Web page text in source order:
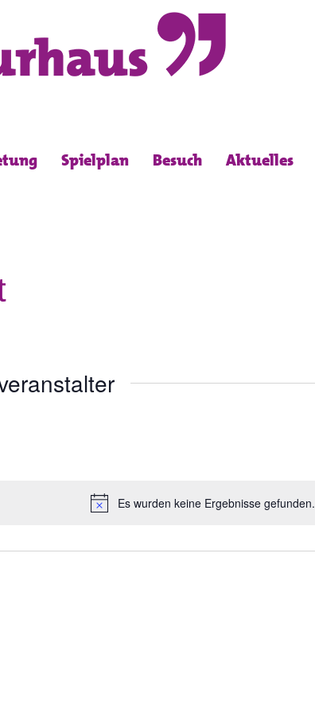
Spielplan Besuch Aktuelles
Es wurden keine Ergebnisse gefunden.